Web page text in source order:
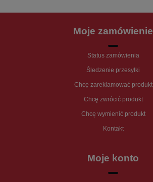
Moje zamówienie
Status zamówienia
Śledzenie przesyłki
Chcę zareklamować produkt
Chcę zwrócić produkt
Chcę wymienić produkt
Kontakt
Moje konto